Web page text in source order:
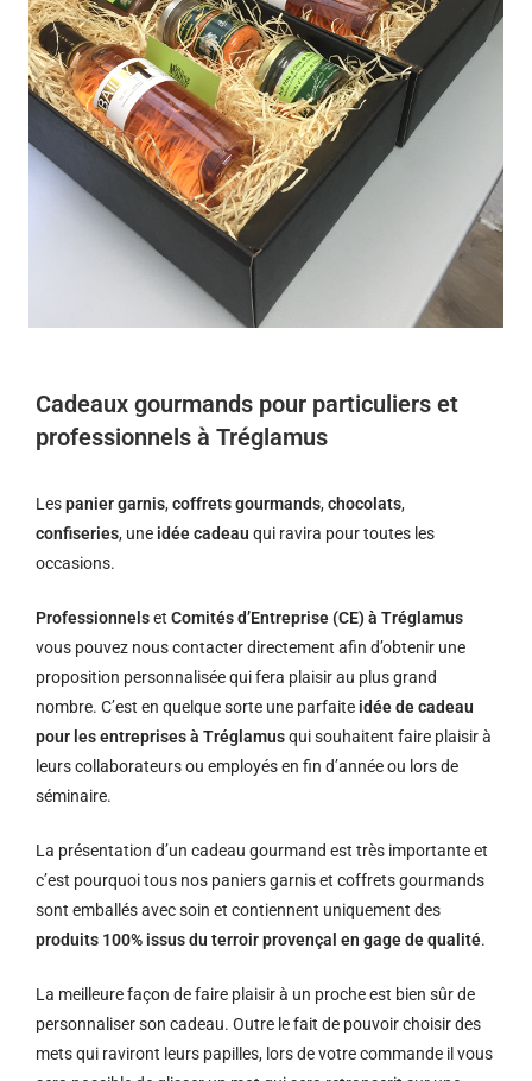
Cadeaux gourmands pour particuliers et
professionnels à Tréglamus
Lespanier garnis,coffrets gourmands,chocolats,
confiseries, une idée cadeau qui ravira pour toutes les
occasions.
Professionnelset Comités d’Entreprise (CE) à Tréglamus
vous pouvez nous contacter directement afin d’obtenir une
proposition personnalisée qui fera plaisir au plus grand
nombre. C’est en quelque sorte une parfaite idée de cadeau
pour les entreprises à Tréglamusqui souhaitent faire plaisir à
leurs collaborateurs ou employés en fin d’année ou lors de
séminaire.
La présentation d’un cadeau gourmand est très importante et
c’est pourquoi tous nos paniers garnis et coffrets gourmands
sont emballés avec soin et contiennent uniquement des
produits 100% issus du terroir provençal en gage de qualité.
La meilleure façon de faire plaisir à un proche est bien sûr de
personnaliser son cadeau. Outre le fait de pouvoir choisir des
mets qui raviront leurs papilles, lors de votre commande il vous